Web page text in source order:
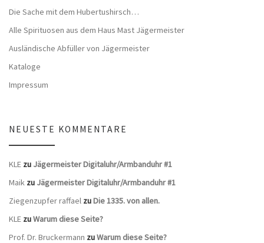
Die Sache mit dem Hubertushirsch…
Alle Spirituosen aus dem Haus Mast Jägermeister
Ausländische Abfüller von Jägermeister
Kataloge
Impressum
NEUESTE KOMMENTARE
KLE zu Jägermeister Digitaluhr/Armbanduhr #1
Maik zu Jägermeister Digitaluhr/Armbanduhr #1
Ziegenzupfer raffael zuDie 1335. von allen.
KLE zuWarum diese Seite?
Prof. Dr. Bruckermann zuWarum diese Seite?